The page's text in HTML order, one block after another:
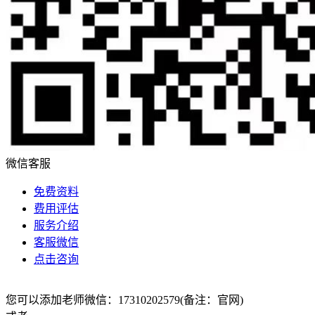
微信客服
免费资料
费用评估
服务介绍
客服微信
点击咨询
您可以添加老师微信：17310202579(备注：官网)